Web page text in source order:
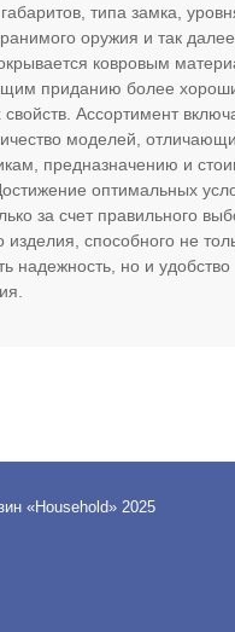
типа замка,
оружия и так
ковровым
приданию более
свойств. Ассортимент
моделей,
предназначению и
оптимальных
за счет правильного
изделия, способного не
надежность, но и удобство
«Household» 2025